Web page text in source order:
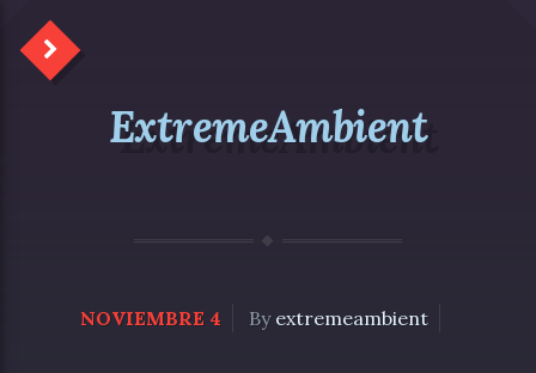
ExtremeAmbient
NOVIEMBRE 4 By extremeambient